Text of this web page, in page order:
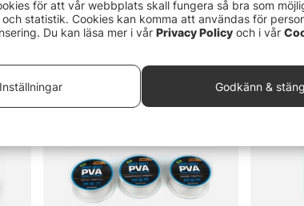
för att vår webbplats skall fungera så bra som
statistik. Cookies kan komma att användas för
Du kan läsa mer i vår Privacy Policy och i vår
Inställningar Godkänn & stäng